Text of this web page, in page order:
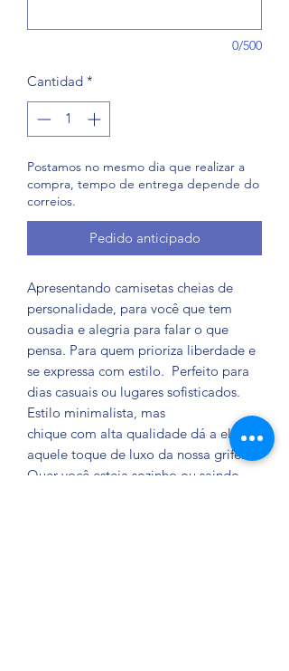
0/500
Cantidad *
Postamos no mesmo dia que realizar a
compra, tempo de entrega depende do
correios.
Pedido anticipado
Apresentando camisetas cheias de
personalidade, para você que tem
ousadia e alegria para falar o que
pensa. Para quem prioriza liberdade e
se expressa com estilo. Perfeito para
dias casuais ou lugares sofisticados.
Estilo minimalista, mas
chique com alta qualidade dá a ela
aquele toque de luxo da nossa grife.
Quer você esteja sozinho ou saindo